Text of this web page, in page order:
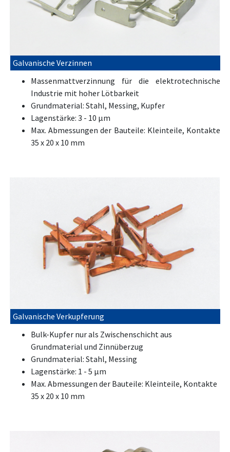
Galvanische Verzinnen
Massenmattverzinnung für die elektrotechnische
Industrie mit hoher Lötbarkeit
Grundmaterial: Stahl, Messing, Kupfer
Lagenstärke: 3 - 10 μm
Max. Abmessungen der Bauteile: Kleinteile, Kontakte
35 x 20 x 10 mm
Galvanische Verkupferung
Bulk-Kupfer nur als Zwischenschicht aus
Grundmaterial und Zinnüberzug
Grundmaterial: Stahl, Messing
Lagenstärke: 1 - 5 μm
Max. Abmessungen der Bauteile: Kleinteile, Kontakte
35 x 20 x 10 mm